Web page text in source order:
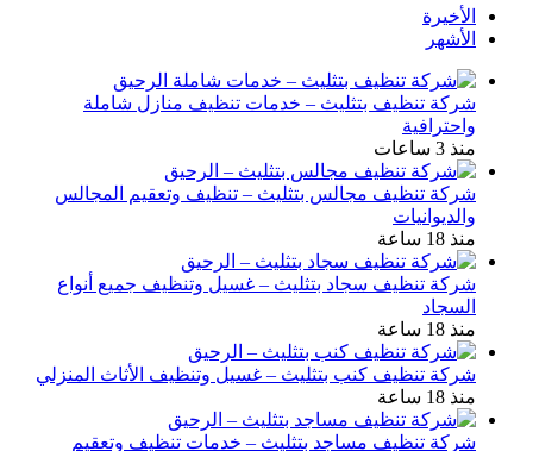
الأخيرة
الأشهر
شركة تنظيف بتثليث – خدمات تنظيف منازل شاملة
واحترافية
منذ 3 ساعات
شركة تنظيف مجالس بتثليث – تنظيف وتعقيم المجالس
والديوانيات
منذ 18 ساعة
شركة تنظيف سجاد بتثليث – غسيل وتنظيف جميع أنواع
السجاد
منذ 18 ساعة
شركة تنظيف كنب بتثليث – غسيل وتنظيف الأثاث المنزلي
منذ 18 ساعة
شركة تنظيف مساجد بتثليث – خدمات تنظيف وتعقيم